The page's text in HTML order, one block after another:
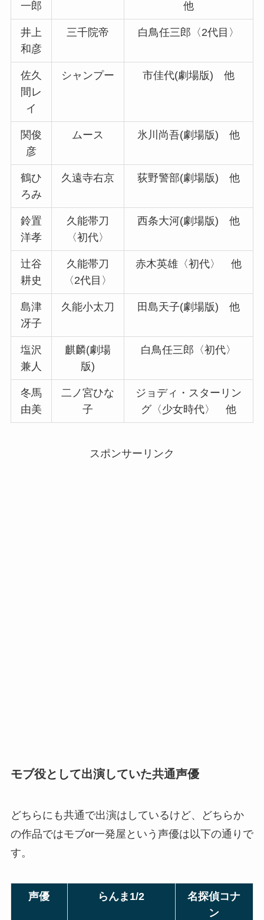
一郎 他
井上
和彦
三千院帝 白鳥任三郎〈2代目〉
佐久
間レ
イ
シャンプー 市佳代(劇場版) 他
関俊
彦
ムース 氷川尚吾(劇場版) 他
鶴ひ
ろみ
久遠寺右京 荻野警部(劇場版) 他
鈴置
洋孝
久能帯刀
〈初代〉
西条大河(劇場版) 他
辻谷
耕史
久能帯刀
〈2代目〉
赤木英雄〈初代〉 他
島津
冴子
久能小太刀 田島天子(劇場版) 他
塩沢
兼人
麒麟(劇場
版)
白鳥任三郎〈初代〉
冬馬
由美
二ノ宮ひな
子
ジョディ・スターリン
グ〈少女時代〉 他
スポンサーリンク
モブ役として出演していた共通声優
どちらにも共通で出演はしているけど、どちらか
の作品ではモブor一発屋という声優は以下の通りで
す。
声優 らんま1/2
名探偵コナ
ン